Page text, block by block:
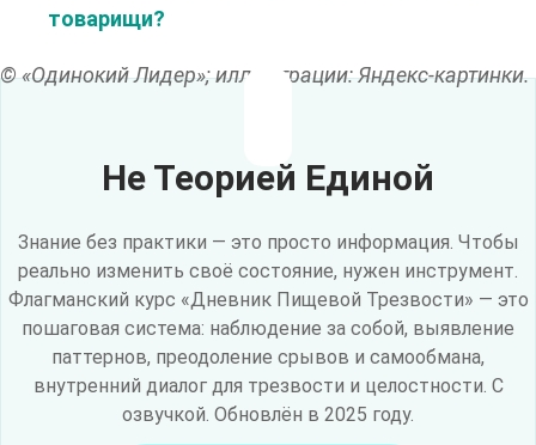
товарищи?
© «Одинокий Лидер»; иллюстрации: Яндекс-картинки.
Не Теорией Единой
Знание без практики — это просто информация. Чтобы
реально изменить своё состояние, нужен инструмент.
Флагманский курс «Дневник Пищевой Трезвости» — это
пошаговая система: наблюдение за собой, выявление
паттернов, преодоление срывов и самообмана,
внутренний диалог для трезвости и целостности. С
озвучкой. Обновлён в 2025 году.